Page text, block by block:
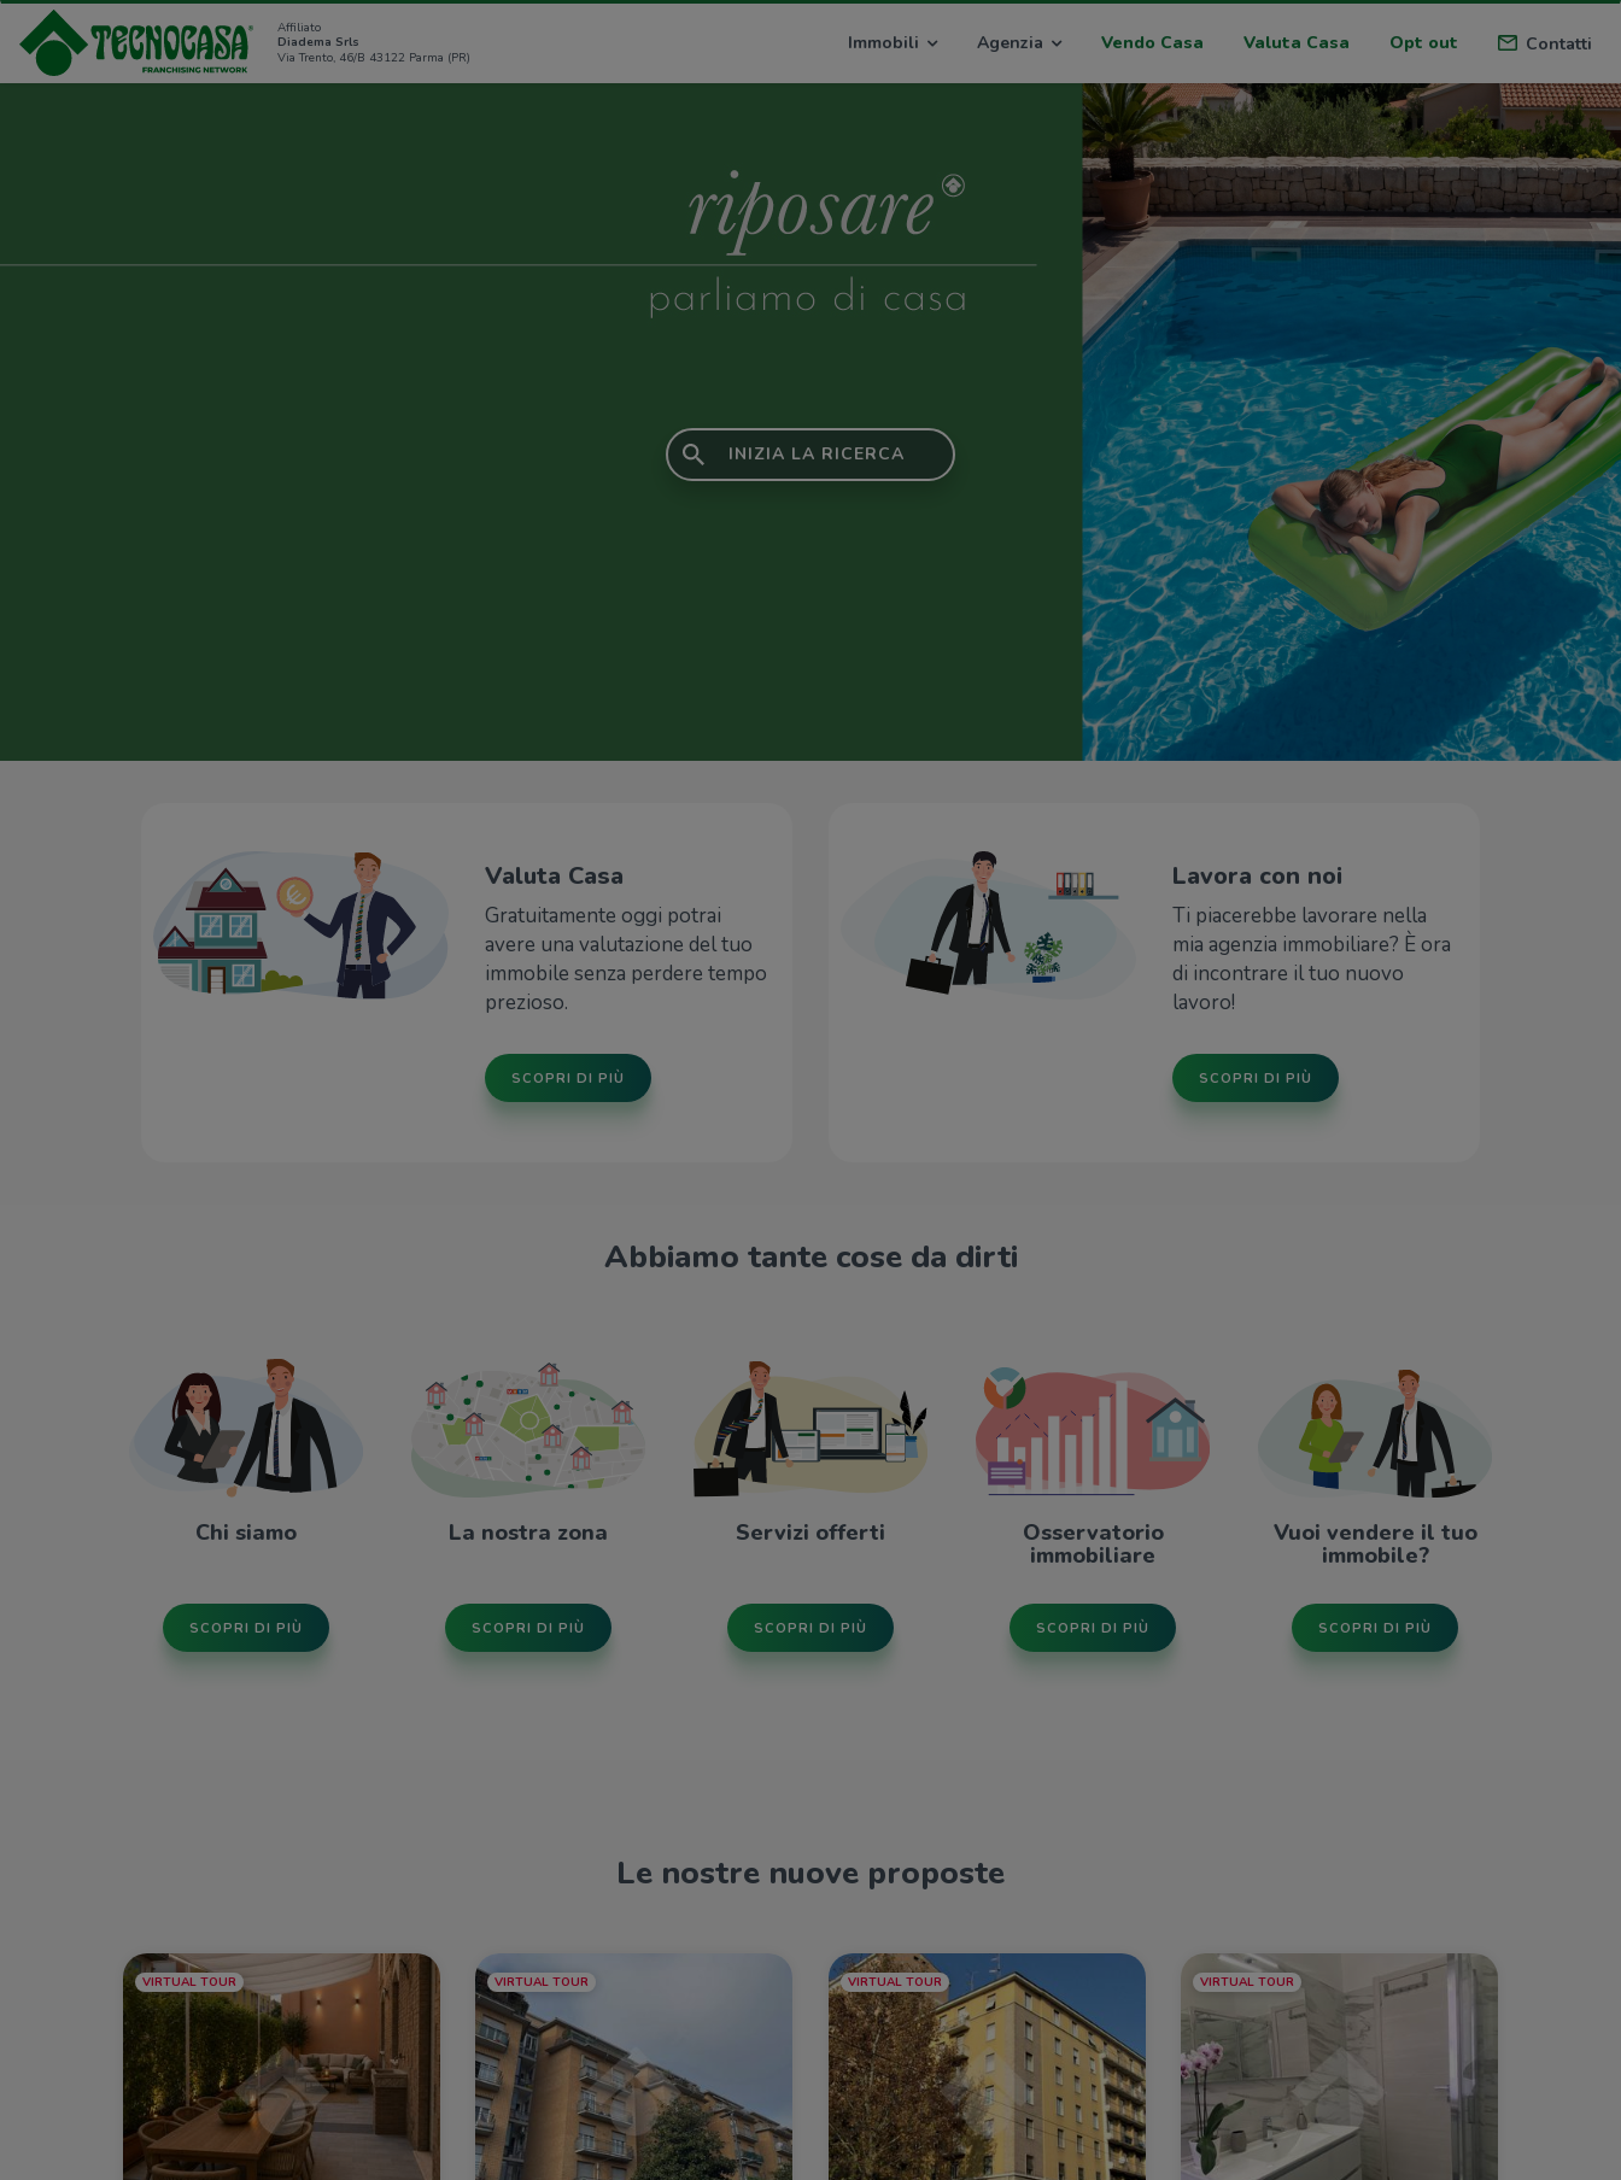
Affiliato
Diadema Srls
Via Trento, 46/B 43122 Parma (PR)
Immobili Agenzia Vendo Casa Valuta Casa Opt out Contatti
INIZIA LA RICERCA
Valuta Casa
Gratuitamente oggi potrai
avere una valutazione del tuo
immobile senza perdere tempo
prezioso.
SCOPRI DI PIÙ
Lavora con noi
Ti piacerebbe lavorare nella
mia agenzia immobiliare? È ora
di incontrare il tuo nuovo
lavoro!
SCOPRI DI PIÙ
Abbiamo tante cose da dirti
Chi siamo
SCOPRI DI PIÙ
La nostra zona
SCOPRI DI PIÙ
Servizi offerti
SCOPRI DI PIÙ
Osservatorio
immobiliare
SCOPRI DI PIÙ
Vuoi vendere il tuo
immobile?
SCOPRI DI PIÙ
Le nostre nuove proposte
VIRTUAL TOUR VIRTUAL TOUR VIRTUAL TOUR VIRTUAL TOUR